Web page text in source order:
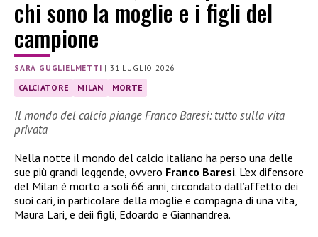
chi sono la moglie e i figli del
campione
SARA GUGLIELMETTI |31 LUGLIO 2026
CALCIATORE MILAN MORTE
Il mondo del calcio piange Franco Baresi: tutto sulla vita
privata
Nella notte il mondo del calcio italiano ha perso una delle
sue più grandi leggende, ovvero Franco Baresi. L’ex difensore
del Milan è morto a soli 66 anni, circondato dall’affetto dei
suoi cari, in particolare della moglie e compagna di una vita,
Maura Lari, e deii figli, Edoardo e Giannandrea.